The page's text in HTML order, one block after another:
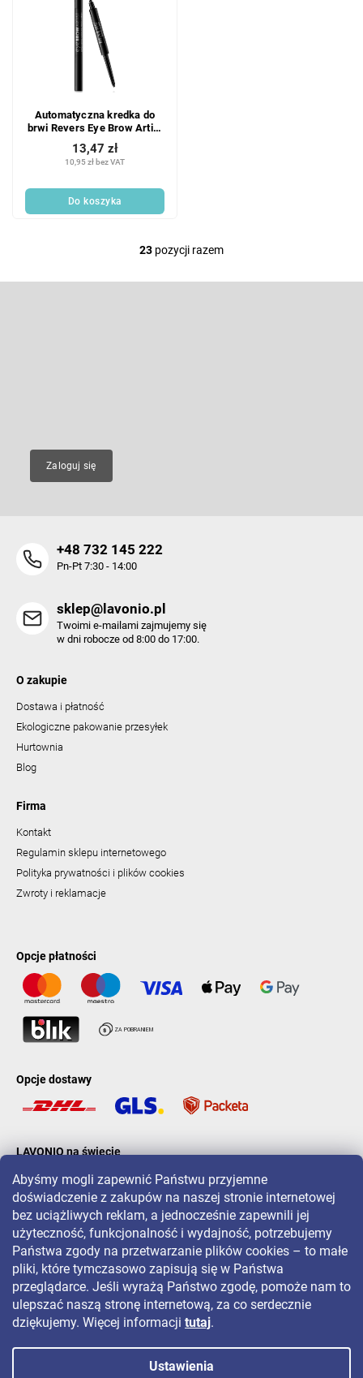
Abyśmy mogli zapewnić Państwu przyjemne
doświadczenie z zakupów na naszej stronie internetowej
bez uciążliwych reklam, a jednocześnie zapewnili jej
użyteczność, funkcjonalność i wydajność, potrzebujemy
Państwa zgody na przetwarzanie plików cookies – to małe
pliki, które tymczasowo zapisują się w Państwa
przeglądarce. Jeśli wyrażą Państwo zgodę, pomoże nam to
ulepszać naszą stronę internetową, za co serdecznie
dziękujemy. Więcej informacji tutaj.
Ustawienia
Automatyczna kredka do
brwi Revers Eye Brow Artist
Brown 2,5 g
10,95 zł bez VAT
13,47 zł
Do koszyka
K
23 pozycji razem
Zaloguj się
+48 732 145 222
Pn-Pt 7:30 - 14:00
sklep@lavonio.pl
Twoimi e-mailami zajmujemy się
w dni robocze od 8:00 do 17:00.
O zakupie
Dostawa i płatność
Ekologiczne pakowanie przesyłek
Hurtownia
Blog
Firma
Kontakt
Regulamin sklepu internetowego
Polityka prywatności i plików cookies
Zwroty i reklamacje
Opcje płatności
Opcje dostawy
LAVONIO na świecie
Aby być na bieżąco z promocjami, konkursami i zniżkami, śledź nas
na: